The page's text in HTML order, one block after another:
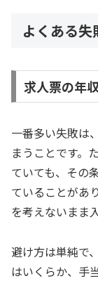
よくある失
求人票の年
一番多い失敗は
まうことです。
ていても、その
ていることがあ
を考えないまま
避け方は単純で
はいくらか、手